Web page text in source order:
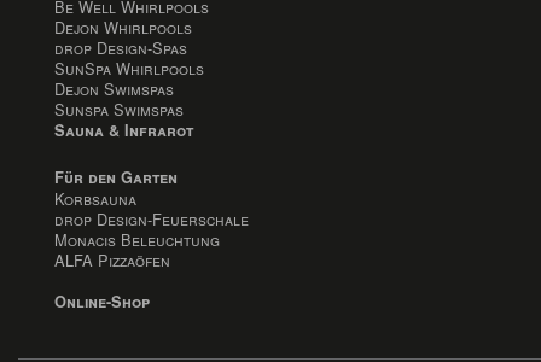
Be Well Whirlpools
Dejon Whirlpools
drop Design-Spas
SunSpa Whirlpools
Dejon Swimspas
Sunspa Swimspas
Sauna & Infrarot
Für den Garten
Korbsauna
drop Design-Feuerschale
Monacis Beleuchtung
ALFA Pizzaöfen
Online-Shop